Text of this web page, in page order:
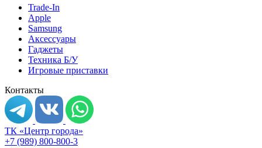
Trade-In
Apple
Samsung
Аксессуары
Гаджеты
Техника Б/У
Игровые приставки
Контакты
ТК «Центр города»
+7 (989) 800-800-3